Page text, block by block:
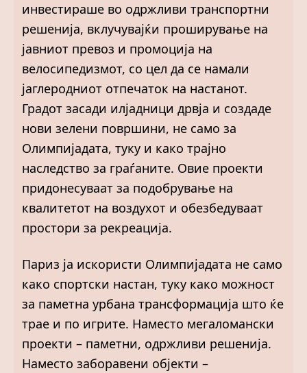
инвестираше во одржливи транспортни
решенија, вклучувајќи проширување на
јавниот превоз и промоција на
велосипедизмот, со цел да се намали
јаглеродниот отпечаток на настанот.
Градот засади илјадници дрвја и создаде
нови зелени површини, не само за
Олимпијадата, туку и како трајно
наследство за граѓаните. Овие проекти
придонесуваат за подобрување на
квалитетот на воздухот и обезбедуваат
простори за рекреација.
Париз ја искористи Олимпијадата не само
како спортски настан, туку како можност
за паметна урбана трансформација што ќе
трае и по игрите. Наместо мегаломански
проекти – паметни, одржливи решенија.
Наместо заборавени објекти –